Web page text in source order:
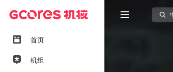
首页
机组